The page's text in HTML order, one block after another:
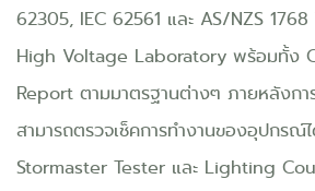
62305, IEC 62561 และ AS/NZS
High Voltage Laboratory พร้อมทั้ง
Report ตามมาตรฐานต่างๆ ภายหลังก
สามารถตรวจเช็คการทำงานของอุปกรณ์
Stormaster Tester และ Lighting